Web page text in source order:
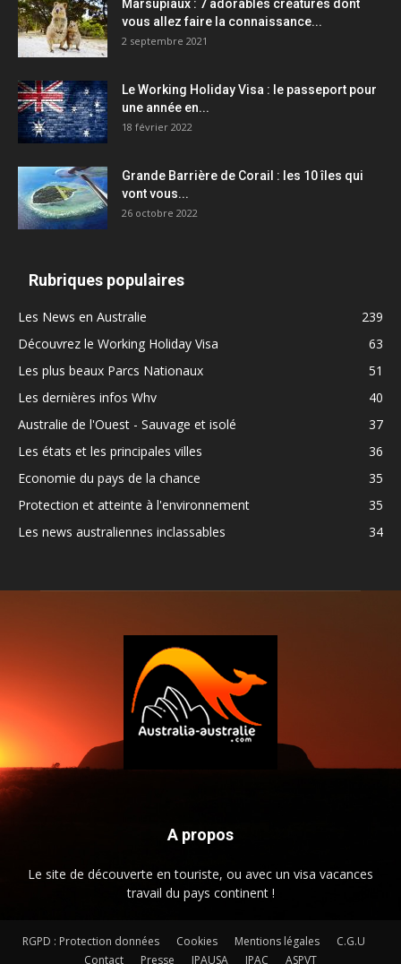
Marsupiaux : 7 adorables créatures dont
vous allez faire la connaissance...
2 septembre 2021
Le Working Holiday Visa : le passeport pour
une année en...
18 février 2022
Grande Barrière de Corail : les 10 îles qui
vont vous...
26 octobre 2022
Rubriques populaires
Les News en Australie
239
Découvrez le Working Holiday Visa
63
Les plus beaux Parcs Nationaux
51
Les dernières infos Whv
40
Australie de l'Ouest - Sauvage et isolé
37
Les états et les principales villes
36
Economie du pays de la chance
35
Protection et atteinte à l'environnement
35
Les news australiennes inclassables
34
A propos
Le site de découverte en touriste, ou avec un visa vacances
travail du pays continent !
RGPD : Protection données Cookies Mentions légales
C.G.U
Contact
Presse JPAUSA JPAC ASPVT